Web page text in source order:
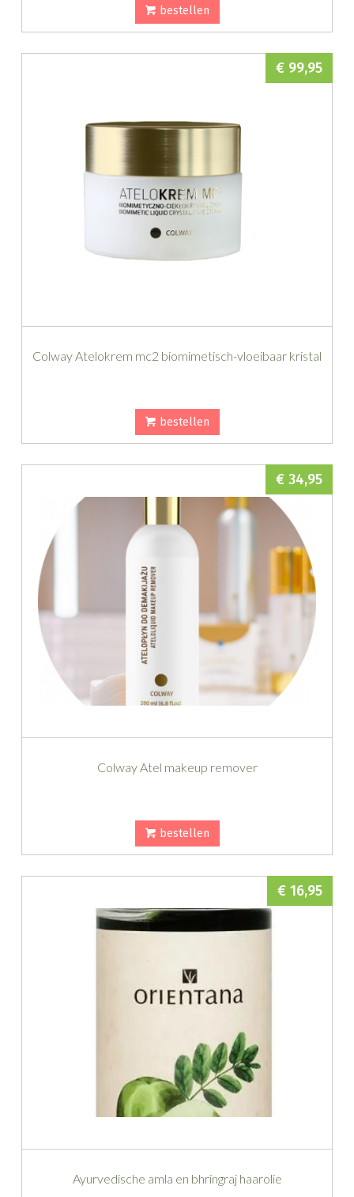
bestellen
Colway Atelokrem mc2 biomimetisch-vloeibaar kristal
€ 99,95
bestellen
Colway Atel makeup remover
€ 34,95
bestellen
Ayurvedische amla en bhringraj haarolie
€ 16,95